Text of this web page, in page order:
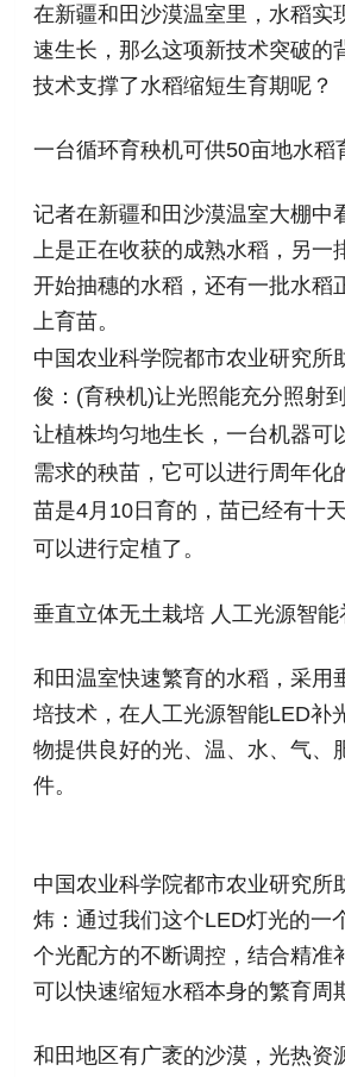
在新疆和田沙漠温室里，水稻实
速生长，那么这项新技术突破的
技术支撑了水稻缩短生育期呢？
一台循环育秧机可供50亩地水稻
记者在新疆和田沙漠温室大棚中
上是正在收获的成熟水稻，另一
开始抽穗的水稻，还有一批水稻
上育苗。
中国农业科学院都市农业研究所
俊：(育秧机)让光照能充分照射
让植株均匀地生长，一台机器可
需求的秧苗，它可以进行周年化
苗是4月10日育的，苗已经有十
可以进行定植了。
垂直立体无土栽培 人工光源智能
和田温室快速繁育的水稻，采用
培技术，在人工光源智能LED补
物提供良好的光、温、水、气、
件。
中国农业科学院都市农业研究所
炜：通过我们这个LED灯光的一
个光配方的不断调控，结合精准
可以快速缩短水稻本身的繁育周
和田地区有广袤的沙漠，光热资